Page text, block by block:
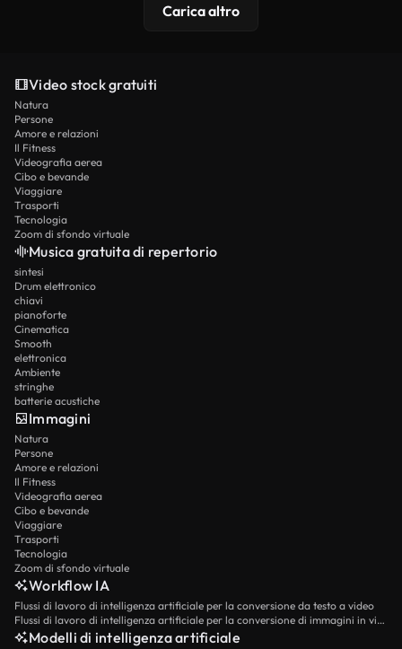
Carica altro
Video stock gratuiti
Natura
Persone
Amore e relazioni
Il Fitness
Videografia aerea
Cibo e bevande
Viaggiare
Trasporti
Tecnologia
Zoom di sfondo virtuale
Musica gratuita di repertorio
sintesi
Drum elettronico
chiavi
pianoforte
Cinematica
Smooth
elettronica
Ambiente
stringhe
batterie acustiche
Immagini
Natura
Persone
Amore e relazioni
Il Fitness
Videografia aerea
Cibo e bevande
Viaggiare
Trasporti
Tecnologia
Zoom di sfondo virtuale
Workflow IA
Flussi di lavoro di intelligenza artificiale per la conversione da testo a video
Flussi di lavoro di intelligenza artificiale per la conversione di immagini in video
Modelli di intelligenza artificiale